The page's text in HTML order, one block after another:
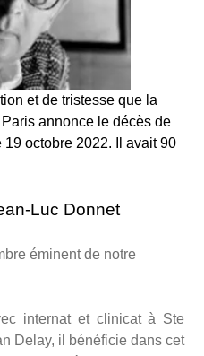
et de tristesse que la
annonce le décès de
octobre 2022. Il avait 90
Luc Donnet
éminent de notre
internat et clinicat à Ste
Delay, il bénéficie dans cet